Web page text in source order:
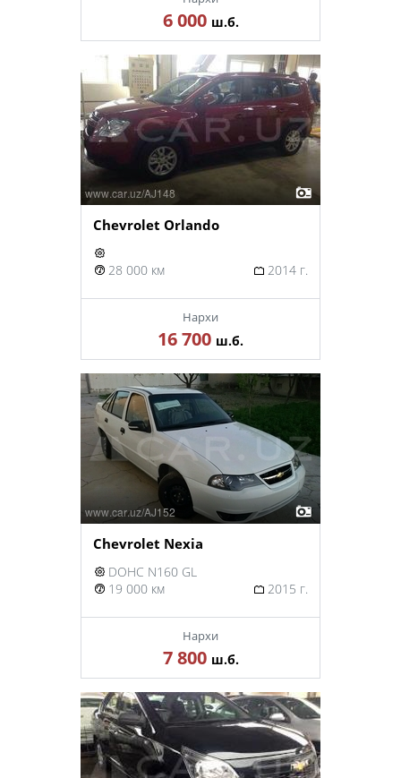
6 000 ш.б.
Chevrolet Orlando
28 000 км 2014 г.
Нархи
16 700 ш.б.
Chevrolet Nexia
DOHC N160 GL
19 000 км
2015 г.
Нархи
7 800 ш.б.